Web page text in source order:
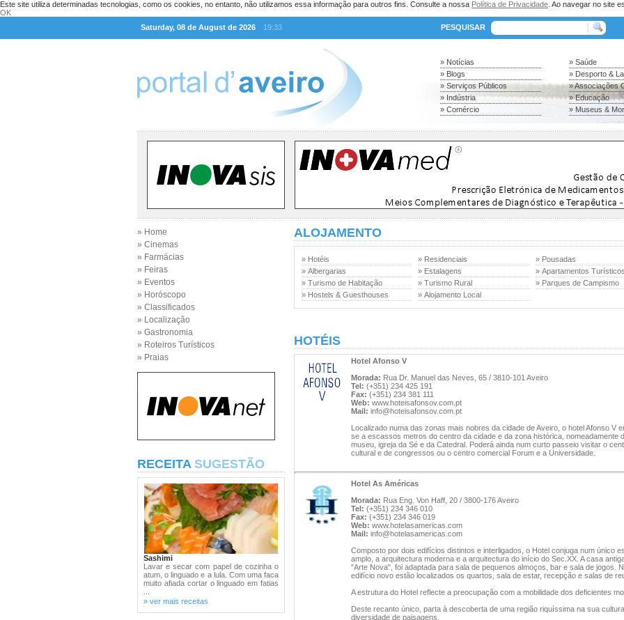
Este site utiliza determinadas tecnologias, como os cookies, no entanto, não utilizamos essa informação para outros fins. Consulte a nossa Política de Privacidade . Ao navegar no site
OK
Saturday, 08 de August de 2026
19:33 PESQUISAR
» Notícias
» Blogs
» Serviços Públicos
» Indústria
» Comércio
» Saúde
» Desporto &
» Associações
» Educação
» Museus &
» Home
» Cinemas
» Farmácias
» Feiras
» Eventos
» Horóscopo
» Classificados
» Localização
» Gastronomia
» Roteiros Turísticos
» Praias
RECEITA SUGESTÃO
Sashimi
Lavar e secar com papel de cozinha o
atum, o linguado e a lula. Com uma faca
muito afiada cortar o linguado em fatias
» ver mais receitas
ALOJAMENTO
» Hotéis » Residenciais
» Pousadas
» Albergarias
» Estalagens
» Apartamentos Turísticos
» Turismo de Habitação
» Turismo Rural
» Parques de Campismo
» Hostels & Guesthouses
» Alojamento Local
HOTÉIS
Hotel Afonso V
Morada: Rua Dr. Manuel das Neves, 65 / 3810-101 Aveiro
Tel: (+351) 234 425 191
Fax: (+351) 234 381 111
Web: www.hoteisafonsov.com.pt
Mail: info@hoteisafonsov.com.pt
Localizado numa das zonas mais nobres da cidade de Aveiro, o hotel Afonso V
se a escassos metros do centro da cidade e da zona histórica, nomeadamente
museu, igreja da Sé e da Catedral. Poderá ainda num curto passeio visitar o
cultural e de congressos ou o centro comercial Forum e a Universidade.
Hotel As Américas
Morada: Rua Eng. Von Haff, 20 / 3800-176 Aveiro
Tel: (+351) 234 346 010
Fax: (+351) 234 346 019
Web: www.hotelasamericas.com
Mail: info@hotelasamericas.com
Composto por dois edifícios distintos e interligados, o Hotel conjuga num único
amplo, a arquitectura moderna e a arquitectura do início do Sec.XX. A casa
"Arte Nova", foi adaptada para sala de pequenos almoços, bar e sala de jogos.
edifício novo estão localizados os quartos, sala de estar, recepção e salas de
A estrutura do Hotel reflecte a preocupação com a mobilidade dos deficientes
Deste recanto único, parta à descoberta de uma região riquíssima na sua
diversidade de paisagens.